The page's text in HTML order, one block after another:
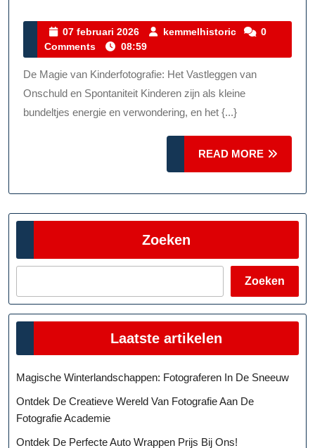
De
Magie
Van
Spontaniteit
En
Onschuld
07 februari 2026
07
februari
2026
kemmelhistoric kemmelhistoric
0
Comments
08:59
De Magie van Kinderfotografie: Het Vastleggen van
Onschuld en Spontaniteit Kinderen zijn als kleine
bundeltjes energie en verwondering, en het {...}
READ MORE
MORE
Zoeken
Zoeken
Laatste artikelen
Magische Winterlandschappen: Fotograferen In De Sneeuw
Ontdek De Creatieve Wereld Van Fotografie Aan De
Fotografie Academie
Ontdek De Perfecte Auto Wrappen Prijs Bij Ons!